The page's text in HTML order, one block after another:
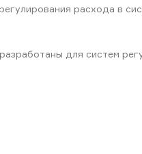
расхода в
для систем